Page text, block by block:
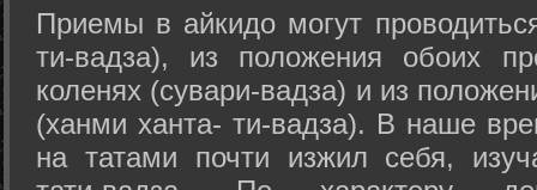
Приемы в айкидо могут
ти-вадза), из положения обоих
коленях (сувари-вадза) и из
(ханми ханта- ти-вадза). В наше
на татами почти изжил себя,